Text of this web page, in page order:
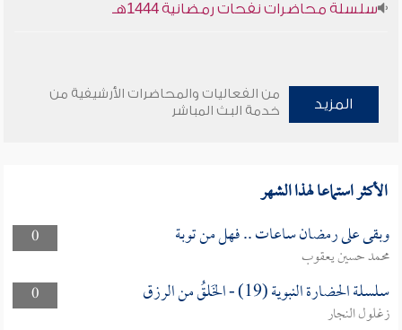
سلسلة محاضرات نفحات رمضانية 1444هـ
المزيد
من الفعاليات والمحاضرات الأرشيفية من
خدمة البث المباشر
الأكثر استماعا لهذا الشهر
0 وبقى على رمضان ساعات .. فهل من توبة
محمد حسين يعقوب
0
سلسلة الحضارة النبوية (19) - الخَلقُ من الرزق
زغلول النجار